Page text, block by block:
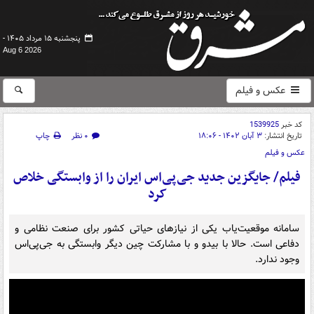
پنجشنبه ۱۵ مرداد ۱۴۰۵ -
Aug 6 2026
عکس و فیلم
کد خبر1539925
تاریخ انتشار: ۳ آبان ۱۴۰۲ - ۱۸:۰۶ ۰ نظر
چاپ
عکس و فیلم
فیلم/ جایگزین جدید جی‌پی‌اس ایران را از وابستگی خلاص
کرد
سامانه موقعیت‌یاب یکی از نیازهای حیاتی کشور برای صنعت نظامی و
دفاعی است. حالا با بیدو و با مشارکت چین دیگر وابستگی به جی‌پی‌اس
وجود ندارد.